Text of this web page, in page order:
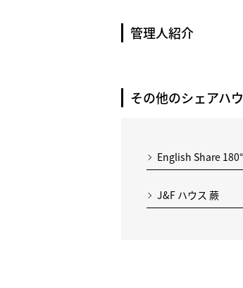
管理人紹介
その他のシェアハ
English Share
J&F ハウス 蕨